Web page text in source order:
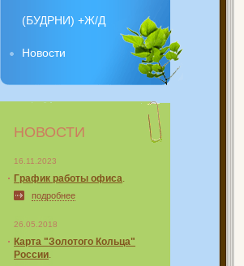
(БУДРНИ) +Ж/Д
Новости
НОВОСТИ
16.11.2023
График работы офиса.
подробнее
26.05.2018
Карта "Золотого Кольца"
России.